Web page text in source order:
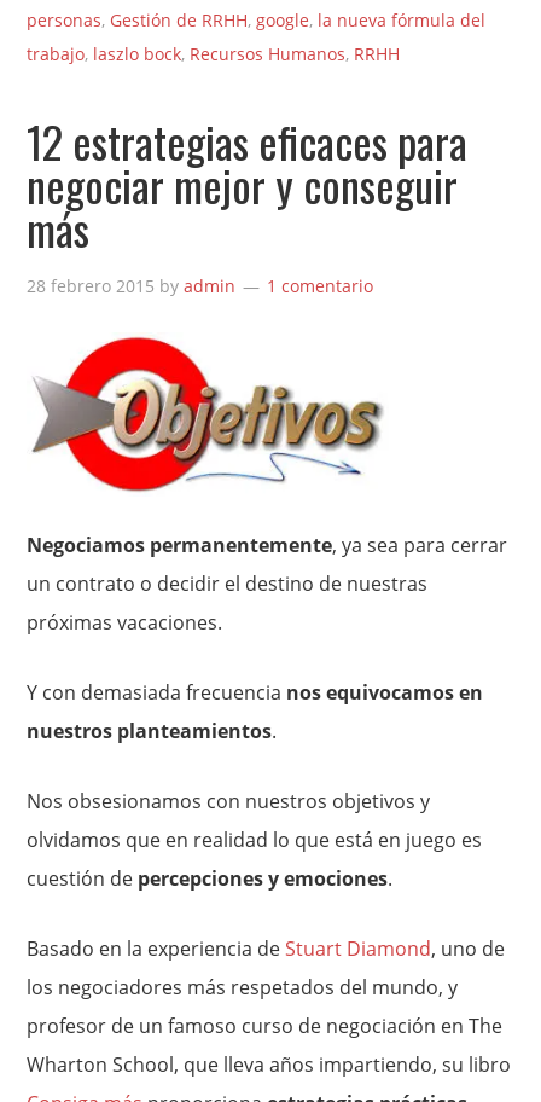
personas, Gestión de RRHH,google, la nueva fórmula del
trabajo, laszlo bock, Recursos Humanos, RRHH
12 estrategias eficaces para
negociar mejor y conseguir
más
28 febrero 2015 byadmin 1 comentario
Negociamos permanentemente, ya sea para cerrar
un contrato o decidir el destino de nuestras
próximas vacaciones.
Y con demasiada frecuencia nos equivocamos en
nuestros planteamientos.
Nos obsesionamos con nuestros objetivos y
olvidamos que en realidad lo que está en juego es
cuestión de percepciones y emociones.
Basado en la experiencia deStuart Diamond, uno de
los negociadores más respetados del mundo, y
profesor de un famoso curso de negociación en The
Wharton School, que lleva años impartiendo, su libro